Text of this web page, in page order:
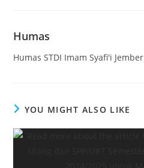
Humas
Humas STDI Imam Syafi'i Jember
YOU MIGHT ALSO LIKE